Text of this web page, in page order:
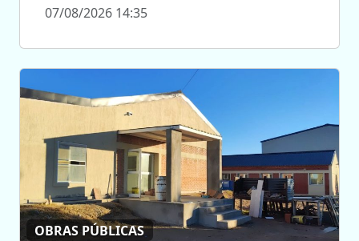
07/08/2026 14:35
OBRAS PÚBLICAS